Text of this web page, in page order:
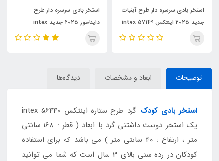
استخر بادی سرسره دار طرح آبنبات
جدید ۲۰۲۵ اینتکس intex 57149
استخر بادی سرسره دار طرح
دایناسور ۲۰۲۵ جدید intex
57135
توضیحات ابعاد و مشخصات دیدگاه‌ها
استخر بادی کودک
گرد طرح ستاره اینتکس intex 56440
یک استخر دوست داشتنی گرد با ابعاد ( قطر : 168 سانتی
متر ، ارتفاع : 40 سانتی متر ) می باشد که برای استفاده
کودکان در رده سنی بالای 3 سال است که شما می توانید